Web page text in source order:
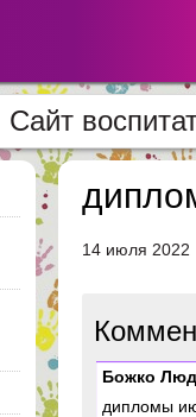
Сайт
14 июля 2022
Божко
дипломы